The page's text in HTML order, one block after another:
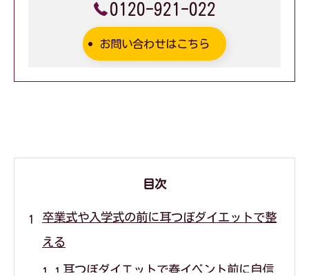
0120-921-022
お問い合わせはこちら
目次
卒業式や入学式の前に耳つぼダイエットで整
える
耳つぼダイエットで春イベント前に自信